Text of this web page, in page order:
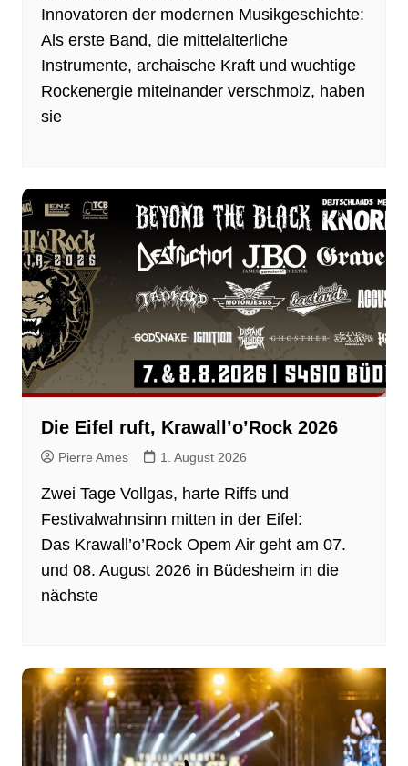
Innovatoren der modernen Musikgeschichte:
Als erste Band, die mittelalterliche
Instrumente, archaische Kraft und wuchtige
Rockenergie miteinander verschmolz, haben
sie
Die Eifel ruft, Krawall’o’Rock 2026
Pierre Ames 1. August 2026
Zwei Tage Vollgas, harte Riffs und
Festivalwahnsinn mitten in der Eifel:
Das Krawall’o’Rock Opem Air geht am 07.
und 08. August 2026 in Büdesheim in die
nächste